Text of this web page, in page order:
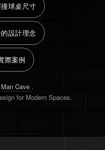
球桌尺寸
設計理念
際案例
Man Cave .
for Modern Spaces.